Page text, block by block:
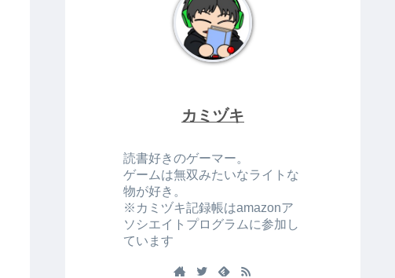
カミヅキ
読書好きのゲーマー。
ゲームは無双みたいなライトな
物が好き。
※カミヅキ記録帳はamazonア
ソシエイトプログラムに参加し
ています